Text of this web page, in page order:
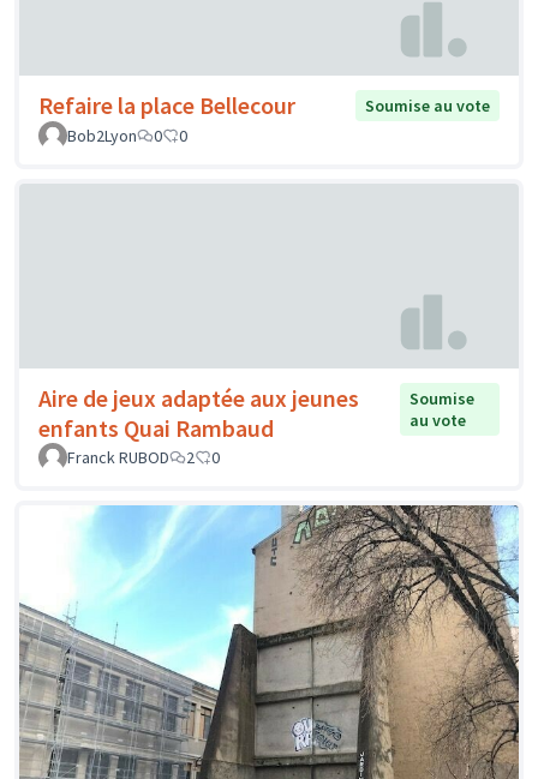
Refaire la place Bellecour
Soumise au vote
Bob2Lyon
0 0
Aire de jeux adaptée aux jeunes
enfants Quai Rambaud
Soumise
au vote
Franck RUBOD
2 0